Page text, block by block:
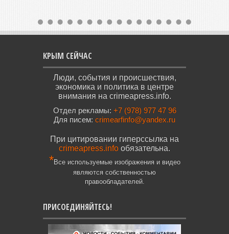
КРЫМ СЕЙЧАС
Люди, события и происшествия,
экономика и политика в центре
внимания на crimeapress.info.
Отдел рекламы: +7 (978) 977 47 96
Для писем: crimearfinfo@yandex.ru
При цитировании гиперссылка на
crimeapress.info обязательна.
*Все используемые изображения и видео
являются собственностью
правообладателей.
ПРИСОЕДИНЯЙТЕСЬ!